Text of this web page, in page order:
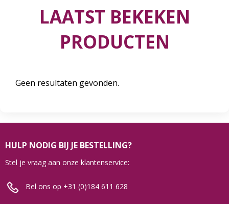
LAATST BEKEKEN
PRODUCTEN
Geen resultaten gevonden.
HULP NODIG BIJ JE BESTELLING?
Stel je vraag aan onze klantenservice:
Bel ons op +31 (0)184 611 628